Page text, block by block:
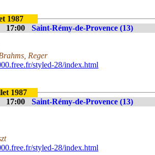
1987
17:00
Saint-Rémy-de-Provence (13)
Reger
styled-28/index.html
1987
17:00
Saint-Rémy-de-Provence (13)
styled-28/index.html